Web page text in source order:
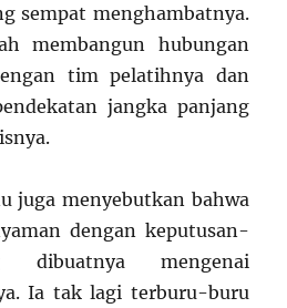
sempat menghambatnya.
membangun hubungan
tim pelatihnya dan
jangka panjang
juga menyebutkan bahwa
dengan keputusan-
dibuatnya mengenai
Ia tak lagi terburu-buru